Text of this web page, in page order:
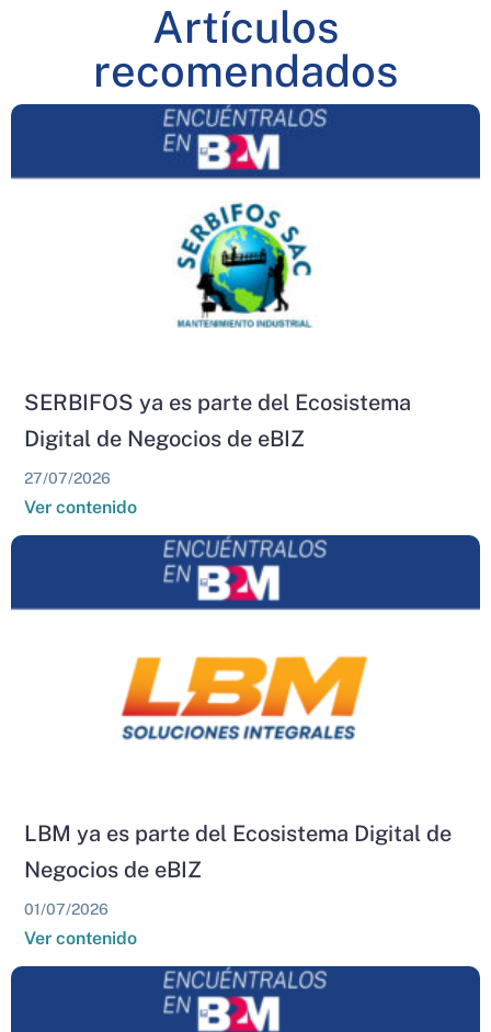
Artículos
recomendados
SERBIFOS ya es parte del Ecosistema
Digital de Negocios de eBIZ
27/07/2026
Ver contenido
LBM ya es parte del Ecosistema Digital de
Negocios de eBIZ
01/07/2026
Ver contenido